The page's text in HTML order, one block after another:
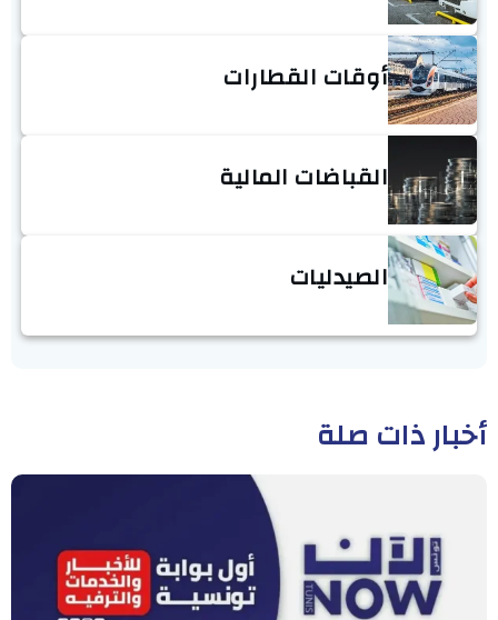
أوقات القطارات
القباضات المالية
الصيدليات
أخبار ذات صلة